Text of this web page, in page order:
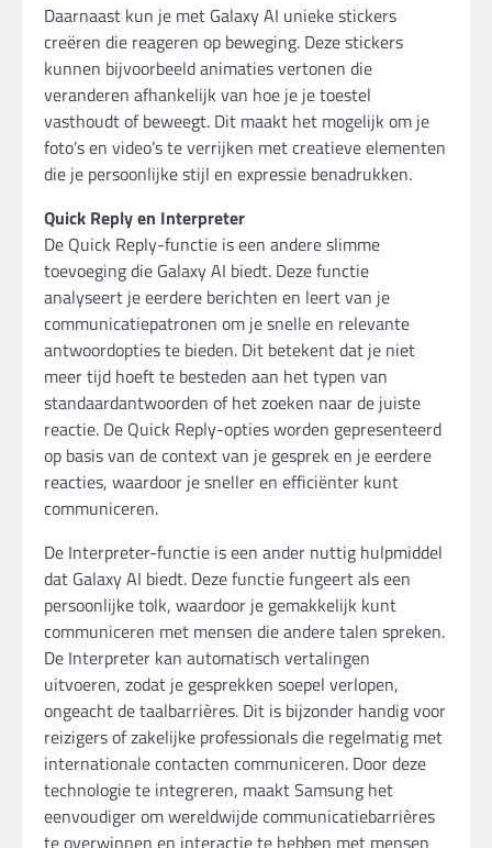
Daarnaast kun je met Galaxy AI unieke stickers
creëren die reageren op beweging. Deze stickers
kunnen bijvoorbeeld animaties vertonen die
veranderen afhankelijk van hoe je je toestel
vasthoudt of beweegt. Dit maakt het mogelijk om je
foto’s en video’s te verrijken met creatieve elementen
die je persoonlijke stijl en expressie benadrukken.
Quick Reply en Interpreter
De Quick Reply-functie is een andere slimme
toevoeging die Galaxy AI biedt. Deze functie
analyseert je eerdere berichten en leert van je
communicatiepatronen om je snelle en relevante
antwoordopties te bieden. Dit betekent dat je niet
meer tijd hoeft te besteden aan het typen van
standaardantwoorden of het zoeken naar de juiste
reactie. De Quick Reply-opties worden gepresenteerd
op basis van de context van je gesprek en je eerdere
reacties, waardoor je sneller en efficiënter kunt
communiceren.
De Interpreter-functie is een ander nuttig hulpmiddel
dat Galaxy AI biedt. Deze functie fungeert als een
persoonlijke tolk, waardoor je gemakkelijk kunt
communiceren met mensen die andere talen spreken.
De Interpreter kan automatisch vertalingen
uitvoeren, zodat je gesprekken soepel verlopen,
ongeacht de taalbarrières. Dit is bijzonder handig voor
reizigers of zakelijke professionals die regelmatig met
internationale contacten communiceren. Door deze
technologie te integreren, maakt Samsung het
eenvoudiger om wereldwijde communicatiebarrières
te overwinnen en interactie te hebben met mensen